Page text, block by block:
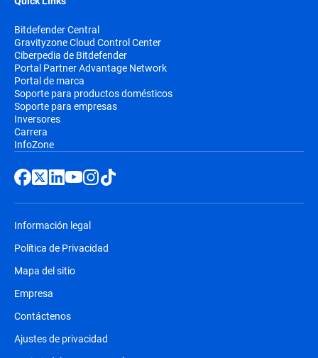
Bitdefender Central
Gravityzone Cloud Control Center
Ciberpedia de Bitdefender
Portal Partner Advantage Network
Portal de marca
Soporte para productos domésticos
Soporte para empresas
Inversores
Carrera
InfoZone
Información legal
Política de Privacidad
Mapa del sitio
Empresa
Contáctenos
Ajustes de privacidad